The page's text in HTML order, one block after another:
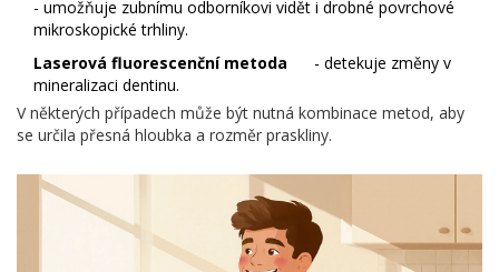
- umožňuje zubnímu odborníkovi vidět i drobné povrchové
mikroskopické trhliny.
Laserová fluorescenční metoda
- detekuje změny v
mineralizaci dentinu.
V některých případech může být nutná kombinace metod, aby
se určila přesná hloubka a rozměr praskliny.